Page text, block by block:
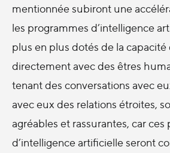
mentionnée subiront une
les programmes d’intelligence
plus en plus dotés de la capacité
directement avec des êtres
tenant des conversations avec
avec eux des relations étroites,
agréables et rassurantes, car ces
d’intelligence artificielle seront